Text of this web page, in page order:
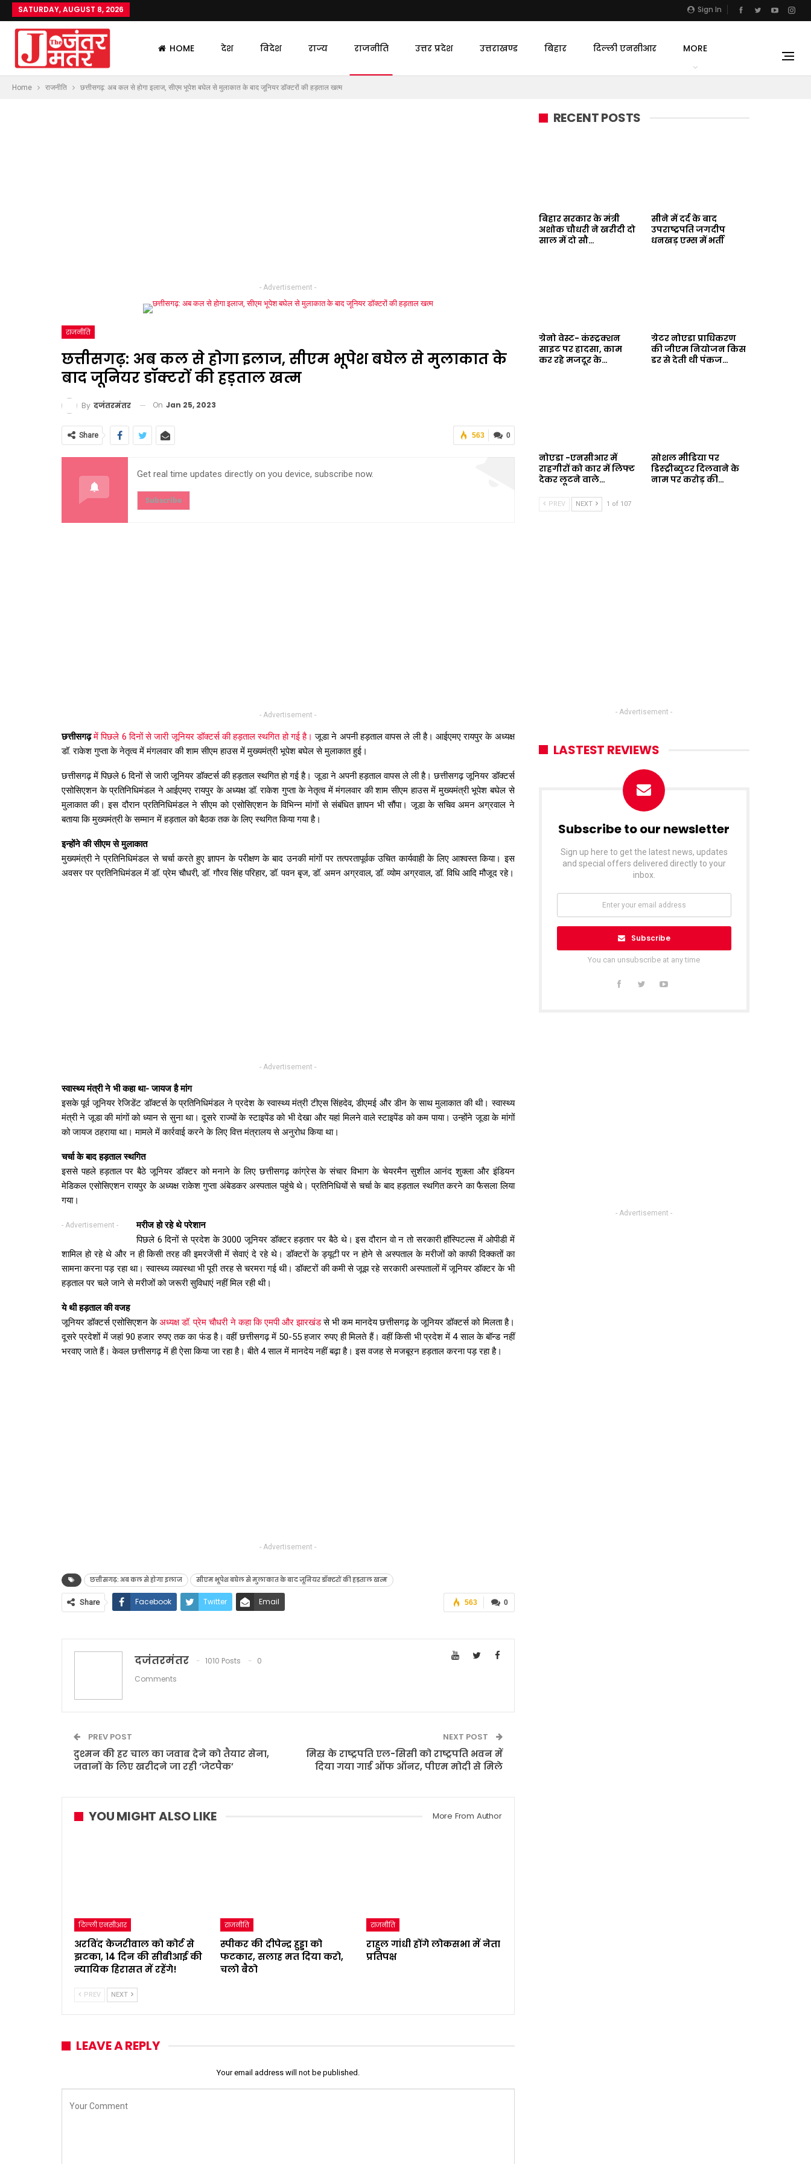
Sign In
SATURDAY, AUGUST 8, 2026
HOME देश विदेश राज्य राजनीति उत्तर प्रदेश उत्तराखण्ड बिहार दिल्ली एनसीआर MORE
Home राजनीति छत्तीसगढ़: अब कल से होगा इलाज, सीएम भूपेश बघेल से मुलाकात के बाद जूनियर डॉक्टरों की हड़ताल खत्म
- Advertisement -
राजनीति
छत्तीसगढ़: अब कल से होगा इलाज, सीएम भूपेश बघेल से मुलाकात के
बाद जूनियर डॉक्टरों की हड़ताल खत्म
By दजंतरमंतर On Jan 25, 2023
0
563
Share
Get real time updates directly on you device, subscribe now.
Subscribe
- Advertisement -
छत्तीसगढ़ में पिछले 6 दिनों से जारी जूनियर डॉक्टर्स की हड़ताल स्थगित हो गई है। जूडा ने अपनी हड़ताल वापस ले ली है। आईएमए रायपुर के अध्यक्ष
डॉ. राकेश गुप्ता के नेतृत्व में मंगलवार की शाम सीएम हाउस में मुख्यमंत्री भूपेश बघेल से मुलाकात हुई।
छत्तीसगढ़ में पिछले 6 दिनों से जारी जूनियर डॉक्टर्स की हड़ताल स्थगित हो गई है। जूडा ने अपनी हड़ताल वापस ले ली है। छत्तीसगढ़ जूनियर डॉक्टर्स
एसोसिएशन के प्रतिनिधिमंडल ने आईएमए रायपुर के अध्यक्ष डॉ. राकेश गुप्ता के नेतृत्व में मंगलवार की शाम सीएम हाउस में मुख्यमंत्री भूपेश बघेल से
मुलाकात की। इस दौरान प्रतिनिधिमंडल ने सीएम को एसोसिएशन के विभिन्न मांगों से संबंधित ज्ञापन भी सौंपा। जूडा के सचिव अमन अग्रवाल ने
बताया कि मुख्यमंत्री के सम्मान में हड़ताल को बैठक तक के लिए स्थगित किया गया है।
इन्होंने की सीएम से मुलाकात
मुख्यमंत्री ने प्रतिनिधिमंडल से चर्चा करते हुए ज्ञापन के परीक्षण के बाद उनकी मांगों पर तत्परतापूर्वक उचित कार्यवाही के लिए आश्वस्त किया। इस
अवसर पर प्रतिनिधिमंडल में डॉ. प्रेम चौधरी, डॉ. गौरव सिंह परिहार, डॉ. पवन बृज, डॉ. अमन अग्रवाल, डॉ. व्योम अग्रवाल, डॉ. विधि आदि मौजूद रहे।
- Advertisement -
स्वास्थ्य मंत्री ने भी कहा था- जायज है मांग
इसके पूर्व जूनियर रेजिडेंट डॉक्टर्स के प्रतिनिधिमंडल ने प्रदेश के स्वास्थ्य मंत्री टीएस सिंहदेव, डीएमई और डीन के साथ मुलाकात की थी। स्वास्थ्य
मंत्री ने जूडा की मांगों को ध्यान से सुना था। दूसरे राज्यों के स्टाइपेंड को भी देखा और यहां मिलने वाले स्टाइपेंड को कम पाया। उन्होंने जूडा के मांगों
को जायज ठहराया था। मामले में कार्रवाई करने के लिए वित्त मंत्रालय से अनुरोध किया था।
चर्चा के बाद हड़ताल स्थगित
इससे पहले हड़ताल पर बैठे जूनियर डॉक्टर को मनाने के लिए छत्तीसगढ़ कांग्रेस के संचार विभाग के चेयरमैन सुशील आनंद शुक्ला और इंडियन
मेडिकल एसोसिएशन रायपुर के अध्यक्ष राकेश गुप्ता अंबेडकर अस्पताल पहुंचे थे। प्रतिनिधियों से चर्चा के बाद हड़ताल स्थगित करने का फैसला लिया
गया।
- Advertisement -
मरीज हो रहे थे परेशान
पिछले 6 दिनों से प्रदेश के 3000 जूनियर डॉक्टर हड़तार पर बैठे थे। इस दौरान वो न तो सरकारी हॉस्पिटल्स में ओपीडी में
शामिल हो रहे थे और न ही किसी तरह की इमरजेंसी में सेवाएं दे रहे थे। डॉक्टरों के ड्यूटी पर न होने से अस्पताल के मरीजों को काफी दिक्कतों का
सामना करना पड़ रहा था। स्वास्थ्य व्यवस्था भी पूरी तरह से चरमरा गई थी। डॉक्टरों की कमी से जूझ रहे सरकारी अस्पतालों में जूनियर डॉक्टर के भी
हड़ताल पर चले जाने से मरीजों को जरूरी सुविधाएं नहीं मिल रही थी।
ये थी हड़ताल की वजह
जूनियर डॉक्टर्स एसोसिएशन केअध्यक्ष डॉ. प्रेम चौधरी ने कहा कि एमपी और झारखंडसे भी कम मानदेय छत्तीसगढ़ के जूनियर डॉक्टर्स को मिलता है।
दूसरे प्रदेशों में जहां 90 हजार रुपए तक का फंड है। वहीं छत्तीसगढ़ में 50-55 हजार रुपए ही मिलते हैं। वहीं किसी भी प्रदेश में 4 साल के बॉन्ड नहीं
भरवाए जाते हैं। केवल छत्तीसगढ़ में ही ऐसा किया जा रहा है। बीते 4 साल में मानदेय नहीं बढ़ा है। इस वजह से मजबूरन हड़ताल करना पड़ रहा है।
- Advertisement -
छत्तीसगढ़: अब कल से होगा इलाज सीएम भूपेश बघेल से मुलाकात के बाद जूनियर डॉक्टरों की हड़ताल खत्म
0
563
Share Facebook Twitter Email
दजंतरमंतर 1010 Posts
0
Comments
PREV POST
दुश्मन की हर चाल का जवाब देने को तैयार सेना,
जवानों के लिए खरीदने जा रही ‘जेटपैक’
NEXT POST
मिस्र के राष्ट्रपति एल-सिसी को राष्ट्रपति भवन में
दिया गया गार्ड ऑफ ऑनर, पीएम मोदी से मिले
YOU MIGHT ALSO LIKE More From Author
दिल्ली एनसीआर
अरविंद केजरीवाल को कोर्ट से
झटका, 14 दिन की सीबीआई की
न्यायिक हिरासत में रहेंगे!
राजनीति
स्पीकर की दीपेन्द्र हुड्डा को
फटकार, सलाह मत दिया करो,
चलो बैठो
राजनीति
राहुल गांधी होंगे लोकसभा में नेता
प्रतिपक्ष
PREV NEXT
LEAVE A REPLY
Your email address will not be published.
RECENT POSTS
बिहार सरकार के मंत्री
अशोक चौधरी ने खरीदी दो
साल में दो सौ…
सीने में दर्द के बाद
उपराष्ट्रपति जगदीप
धनखड़ एम्स में भर्ती
ग्रेनो वेस्ट- कंस्ट्रक्शन
साइट पर हादसा, काम
कर रहे मजदूर के…
ग्रेटर नोएडा प्राधिकरण
की जीएम नियोजन किस
डर से देती थी पंकज…
नोएडा -एनसीआर में
राहगीरों को कार में लिफ्ट
देकर लूटने वाले…
सोशल मीडिया पर
डिस्ट्रीब्युटर दिलवाने के
नाम पर करोड़ की…
PREV NEXT 1 of 107
- Advertisement -
LASTEST REVIEWS
Subscribe to our newsletter
Sign up here to get the latest news, updates
and special offers delivered directly to your
inbox.
Subscribe
You can unsubscribe at any time
- Advertisement -